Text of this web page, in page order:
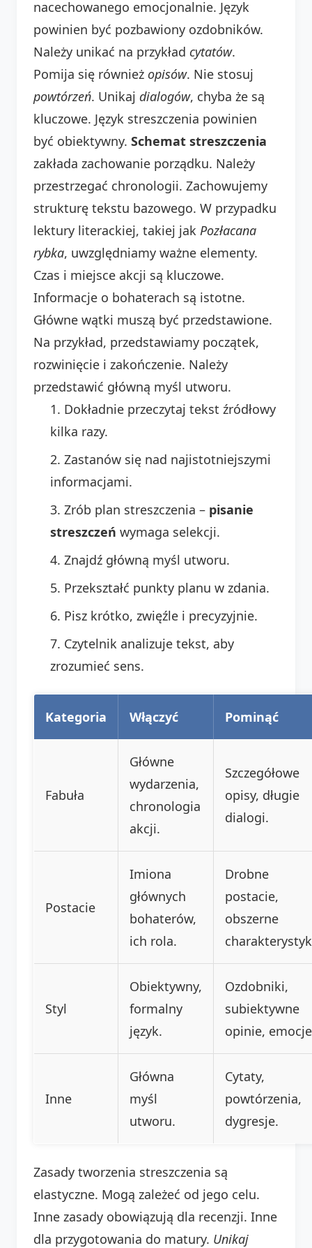
nacechowanego emocjonalnie. Język
powinien być pozbawiony ozdobników.
Należy unikać na przykład cytatów.
Pomija się również opisów. Nie stosuj
powtórzeń. Unikaj dialogów, chyba że są
kluczowe. Język streszczenia powinien
być obiektywny. Schemat streszczenia
zakłada zachowanie porządku. Należy
przestrzegać chronologii. Zachowujemy
strukturę tekstu bazowego. W przypadku
lektury literackiej, takiej jak Pozłacana
rybka, uwzględniamy ważne elementy.
Czas i miejsce akcji są kluczowe.
Informacje o bohaterach są istotne.
Główne wątki muszą być przedstawione.
Na przykład, przedstawiamy początek,
rozwinięcie i zakończenie. Należy
przedstawić główną myśl utworu.
Dokładnie przeczytaj tekst źródłowy
kilka razy.
Zastanów się nad najistotniejszymi
informacjami.
Zrób plan streszczenia – pisanie
streszczeń wymaga selekcji.
Znajdź główną myśl utworu.
Przekształć punkty planu w zdania.
Pisz krótko, zwięźle i precyzyjnie.
Czytelnik analizuje tekst, aby
zrozumieć sens.
Kategoria Włączyć Pominąć
Fabuła
Główne
wydarzenia,
chronologia
akcji.
Szczegółowe
opisy, długie
dialogi.
Postacie
Imiona
głównych
bohaterów,
ich rola.
Drobne
postacie,
obszerne
Styl
Obiektywny,
formalny
język.
Ozdobniki,
subiektywne
opinie,
Inne
Główna
myśl
utworu.
Cytaty,
powtórzenia,
dygresje.
Zasady tworzenia streszczenia są
elastyczne. Mogą zależeć od jego celu.
Inne zasady obowiązują dla recenzji. Inne
dla przygotowania do matury. Unikaj